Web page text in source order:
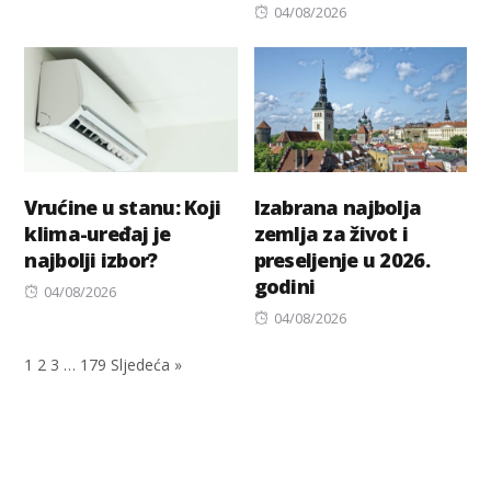
Posted
04/08/2026
Vrućine u stanu: Koji
klima-uređaj je
najbolji izbor?
Posted
04/08/2026
Izabrana najbolja
zemlja za život i
preseljenje u 2026.
godini
Posted
04/08/2026
1 2 3 … 179 Sljedeća »